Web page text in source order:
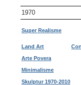
1970
Super Realisme
Land Art
Arte Povera
Minimalisme
Skulptur 1970-2010